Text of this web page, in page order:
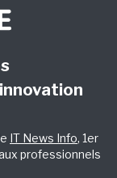
IT News Info, 1er
professionnels